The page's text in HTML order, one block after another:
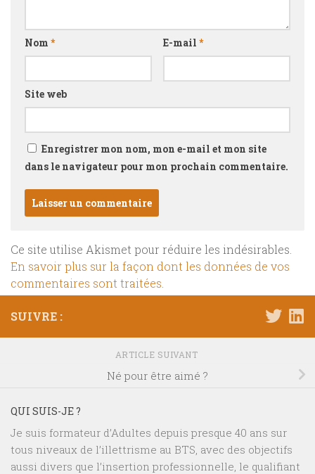
Nom * E-mail *
Site web
Enregistrer mon nom, mon e-mail et mon site
dans le navigateur pour mon prochain commentaire.
Ce site utilise Akismet pour réduire les indésirables.
En savoir plus sur la façon dont les données de vos
commentaires sont traitées
SUIVRE :
ARTICLE SUIVANT
Né pour être aimé ?
QUI SUIS-JE ?
Je suis formateur d’Adultes depuis presque 40 ans sur
tous niveaux de l’illettrisme au BTS, avec des objectifs
aussi divers que l’insertion professionnelle, le qualifiant